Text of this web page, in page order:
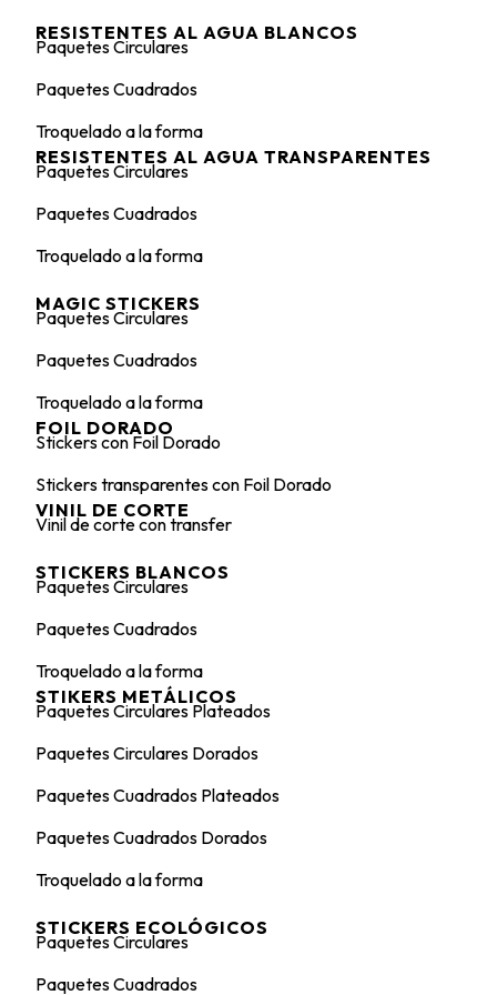
RESISTENTES AL AGUA BLANCOS
Paquetes Circulares
Paquetes Cuadrados
Troquelado a la forma
RESISTENTES AL AGUA TRANSPARENTES
Paquetes Circulares
Paquetes Cuadrados
Troquelado a la forma
MAGIC STICKERS
Paquetes Circulares
Paquetes Cuadrados
Troquelado a la forma
FOIL DORADO
Stickers con Foil Dorado
Stickers transparentes con Foil Dorado
VINIL DE CORTE
Vinil de corte con transfer
STICKERS BLANCOS
Paquetes Circulares
Paquetes Cuadrados
Troquelado a la forma
STIKERS METÁLICOS
Paquetes Circulares Plateados
Paquetes Circulares Dorados
Paquetes Cuadrados Plateados
Paquetes Cuadrados Dorados
Troquelado a la forma
STICKERS ECOLÓGICOS
Paquetes Circulares
Paquetes Cuadrados